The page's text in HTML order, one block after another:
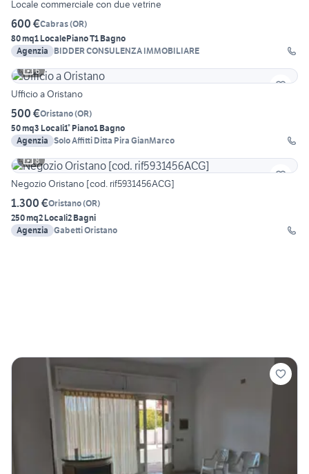
Locale commerciale con due vetrine
600 €Cabras(OR)
80 mq1 LocalePiano T1 Bagno
Agenzia
BIDDER CONSULENZA IMMOBILIARE
6
Ufficio a Oristano
500 €Oristano(OR)
50 mq3 Locali1° Piano1 Bagno
Agenzia Solo Affitti Ditta Pira GianMarco
8
Negozio Oristano [cod. rif5931456ACG]
1.300 €Oristano(OR)
250 mq2 Locali2 Bagni
Agenzia Gabetti Oristano